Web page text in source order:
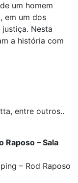
um homem
em um dos
Nesta
a história com
entre outros..
Raposo – Sala
– Rod Raposo